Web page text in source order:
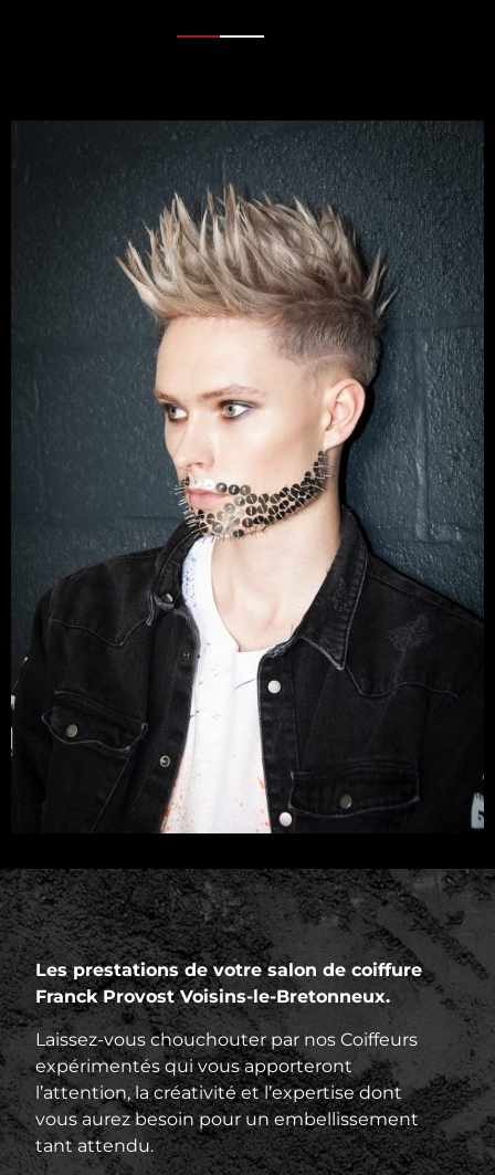
Les prestations de votre salon de coiffure
Franck Provost Voisins-le-Bretonneux.
Laissez-vous chouchouter par nos Coiffeurs
expérimentés qui vous apporteront
l’attention, la créativité et l’expertise dont
vous aurez besoin pour un embellissement
tant attendu.